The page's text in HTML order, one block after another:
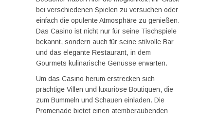
bei verschiedenen Spielen zu versuchen oder
einfach die opulente Atmosphäre zu genießen.
Das Casino ist nicht nur für seine Tischspiele
bekannt, sondern auch für seine stilvolle Bar
und das elegante Restaurant, in dem
Gourmets kulinarische Genüsse erwarten.
Um das Casino herum erstrecken sich
prächtige Villen und luxuriöse Boutiquen, die
zum Bummeln und Schauen einladen. Die
Promenade bietet einen atemberaubenden